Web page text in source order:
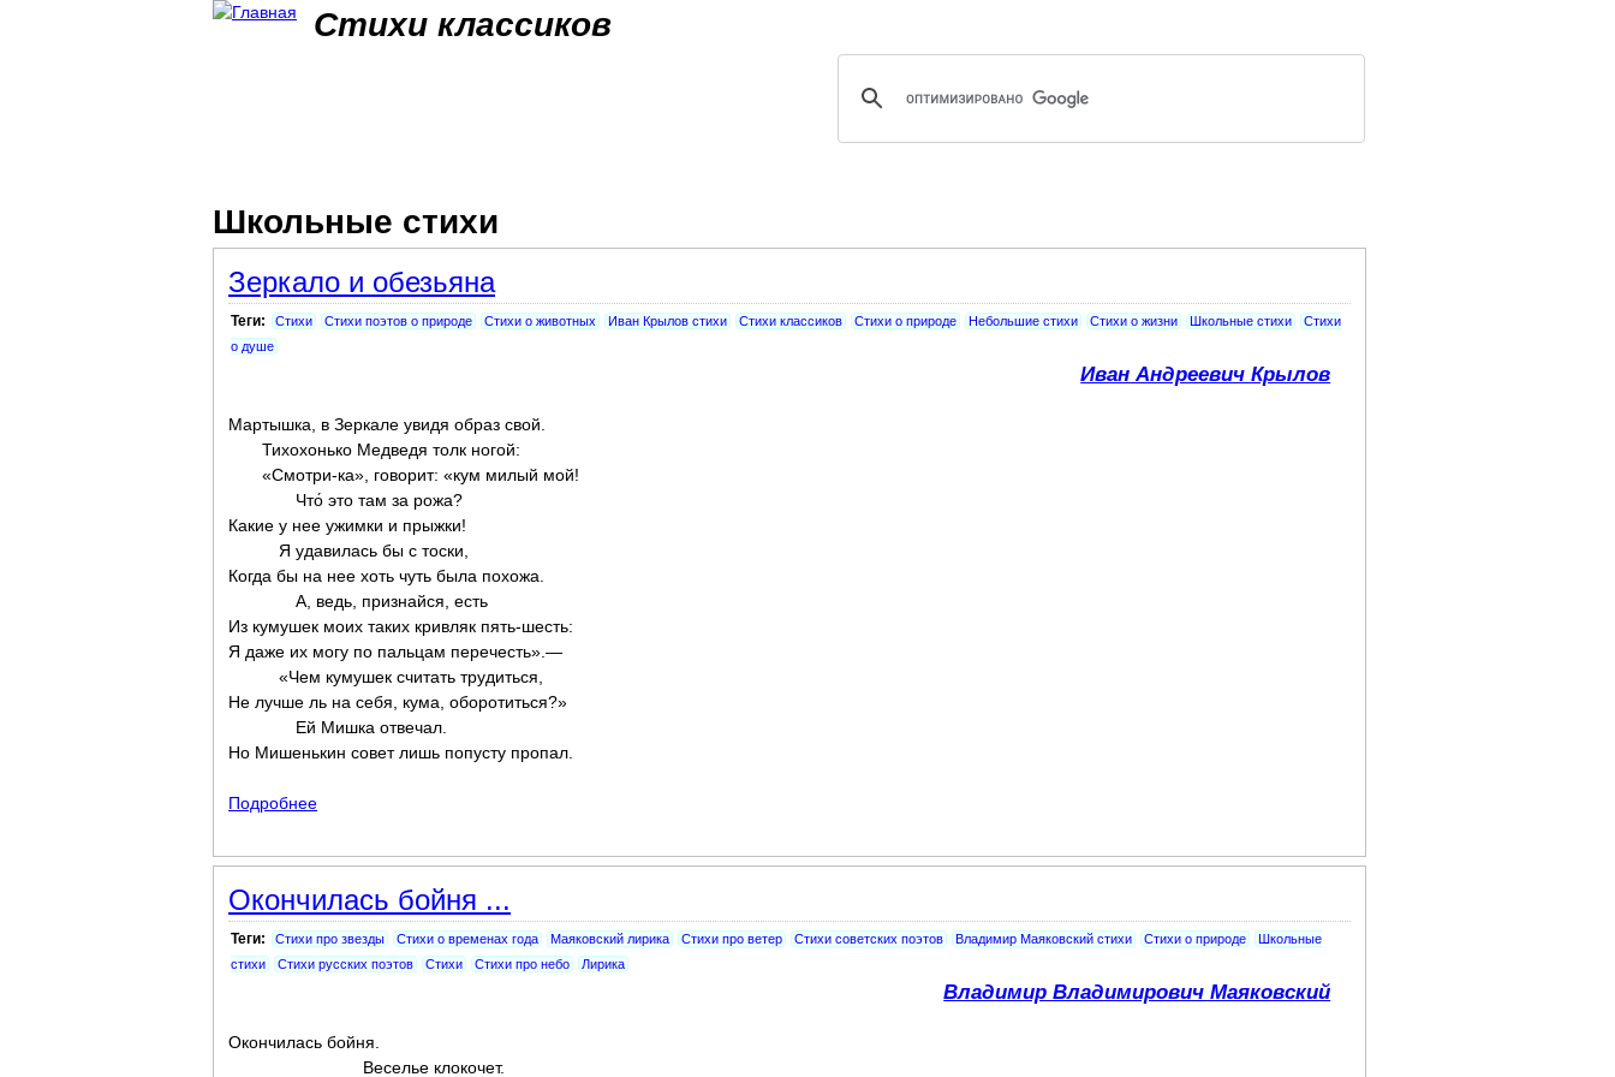
Стихи классиков
Школьные стихи
Зеркало и обезьяна
Теги: Стихи Стихи поэтов о природе Стихи о животных Иван Крылов стихи Стихи классиков Стихи о природе Небольшие стихи Стихи о жизни Школьные стихи
Стихи
о душе
Иван Андреевич Крылов
Мартышка, в Зеркале увидя образ свой.
Тихохонько Медведя толк ногой:
«Смотри-ка», говорит: «кум милый мой!
Что́ это там за рожа?
Какие у нее ужимки и прыжки!
Я удавилась бы с тоски,
Когда бы на нее хоть чуть была похожа.
А, ведь, признайся, есть
Из кумушек моих таких кривляк пять-шесть:
Я даже их могу по пальцам перечесть».—
«Чем кумушек считать трудиться,
Не лучше ль на себя, кума, оборотиться?»
Ей Мишка отвечал.
Но Мишенькин совет лишь попусту пропал.
Подробнее
Окончилась бойня ...
Теги: Стихи про звезды Стихи о временах года Маяковский лирика Стихи про ветер Стихи советских поэтов Владимир Маяковский стихи Стихи о природе
Школьные
стихи
Стихи русских поэтов Стихи Стихи про небо Лирика
Владимир Владимирович Маяковский
Окончилась бойня.
Веселье клокочет.